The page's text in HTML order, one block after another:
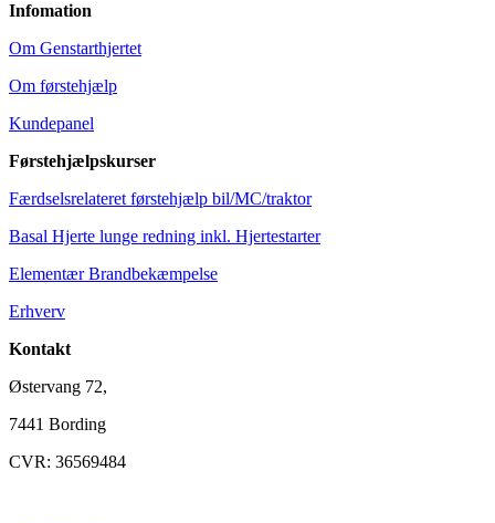
Infomation
Om Genstarthjertet
Om førstehjælp
Kundepanel
Førstehjælpskurser
Færdselsrelateret førstehjælp bil/MC/traktor
Basal Hjerte lunge redning inkl. Hjertestarter
Elementær Brandbekæmpelse
Erhverv
Kontakt
Østervang 72,
7441 Bording
CVR: 36569484